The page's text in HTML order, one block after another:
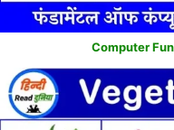
Computer